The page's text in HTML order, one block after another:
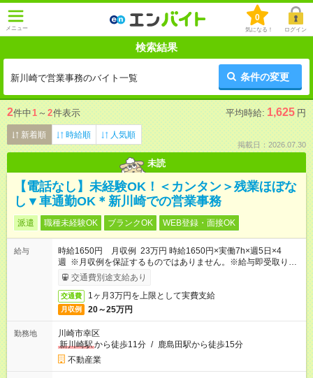
メニュー
0
気になる！ ログイン
検索結果
新川崎で営業事務のバイト一覧 条件の変更
2件中1 ～ 2件表示 平均時給: 1,625 円
新着順 時給順 人気順
掲載日：2026.07.30
未読
【電話なし】未経験OK！＜カンタン＞残業ほぼな
し▼車通勤OK＊新川崎での営業事務
派遣 職種未経験OK ブランクOK WEB登録・面接OK
給与
時給1650円 月収例 23万円 時給1650円×実働7h×週5日×4
週 ※月収例を保証するものではありません。※給与即受取りサ
ービス利用可（利用条件有）
交通費別途支給あり
交通費 1ヶ月3万円を上限として実費支給
月収例 20～25万円
勤務地
川崎市幸区
新川崎駅から徒歩11分 / 鹿島田駅から徒歩15分
不動産業